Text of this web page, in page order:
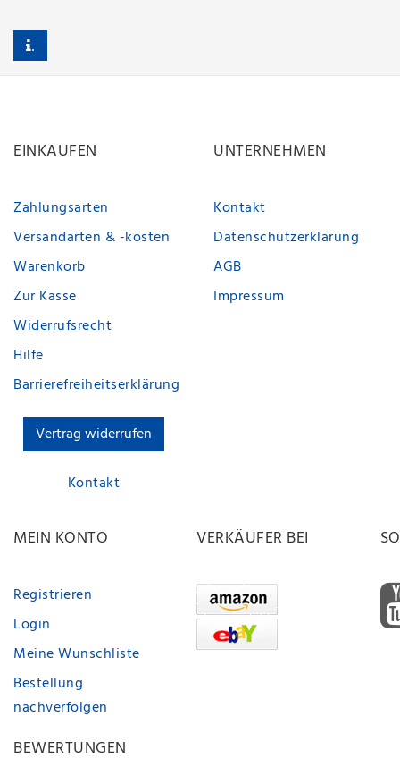
EINKAUFEN
Zahlungsarten
Versandarten & -kosten
Warenkorb
Zur Kasse
Widerrufsrecht
Hilfe
Barrierefreiheitserklärung
Vertrag widerrufen
Kontakt
UNTERNEHMEN
Kontakt
Datenschutzerklärung
AGB
Impressum
MEIN KONTO
Registrieren
Login
Meine Wunschliste
Bestellung
nachverfolgen
VERKÄUFER BEI
BEWERTUNGEN